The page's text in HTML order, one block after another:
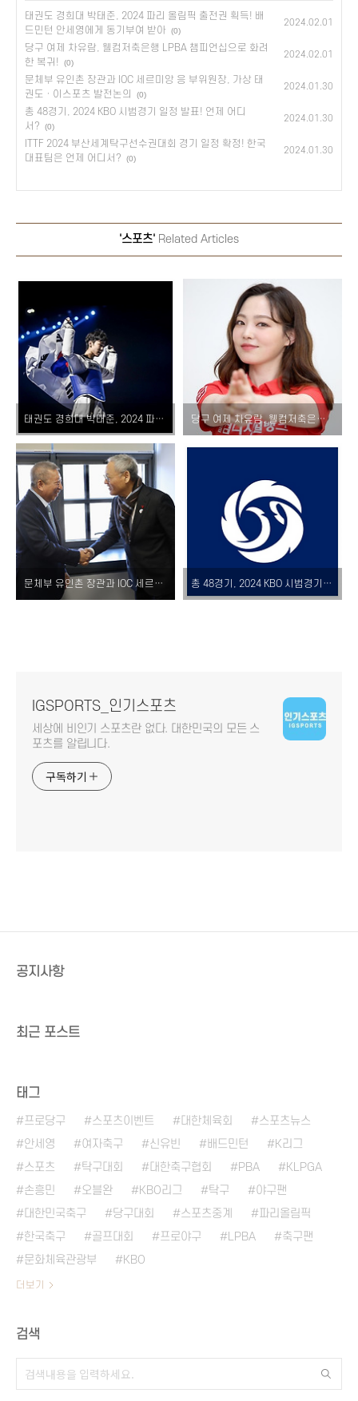
태권도 경희대 박태준, 2024 파리 올림픽 출전권 획득! 배
드민턴 안세영에게 동기부여 받아
(0)
2024.02.01
당구 여제 차유람, 웰컴저축은행 LPBA 챔피언십으로 화려
한 복귀!
(0)
2024.02.01
문체부 유인촌 장관과 IOC 세르미앙 응 부위원장, 가상 태
권도 · 이스포츠 발전논의
(0)
2024.01.30
총 48경기, 2024 KBO 시범경기 일정 발표! 언제 어디
서?
(0)
2024.01.30
ITTF 2024 부산세계탁구선수권대회 경기 일정 확정! 한국
대표팀은 언제 어디서?
(0)
2024.01.30
'스포츠' Related Articles
태권도 경희대 박태준, 2024 파리 올림픽 출전권 획득! 배드민턴 안세영에게 동기부여 받아 당구 여제 차유람, 웰컴저축은행 LPBA 챔피언십으로 화려한 복귀!
문체부 유인촌 장관과 IOC 세르미앙 응 부위원장, 가상 태권도 · 이스포츠 발전논의 총 48경기, 2024 KBO 시범경기 일정 발표! 언제 어디서?
IGSPORTS_인기스포츠
세상에 비인기 스포츠란 없다. 대한민국의 모든 스
포츠를 알립니다.
구독하기
공지사항
최근 포스트
태그
프로당구 스포츠이벤트 대한체육회
스포츠뉴스
안세영
여자축구 신유빈 배드민턴
K리그
스포츠
탁구대회 대한축구협회 PBA
KLPGA
손흥민
오블완 KBO리그 탁구
야구팬
대한민국축구
당구대회 스포츠중계
파리올림픽
한국축구
골프대회 프로야구 LPBA
축구팬
문화체육관광부
KBO
더보기
검색